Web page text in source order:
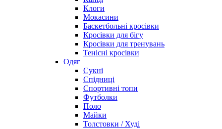
Клоги
Мокасини
Баскетбольні кросівки
Кросівки для бігу
Кросівки для тренувань
Тенісні кросівки
Одяг
Сукні
Спідниці
Спортивні топи
Футболки
Поло
Майки
Толстовки / Худі